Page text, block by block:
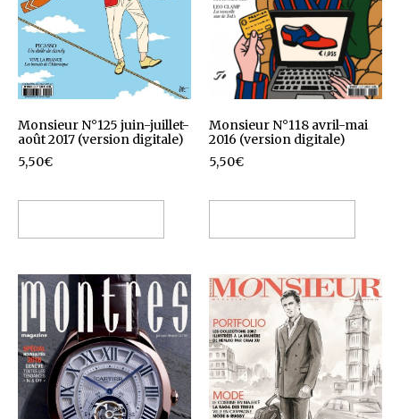
Monsieur N°125 juin-juillet-
août 2017 (version digitale)
5,50€
Monsieur N°118 avril-mai
2016 (version digitale)
5,50€